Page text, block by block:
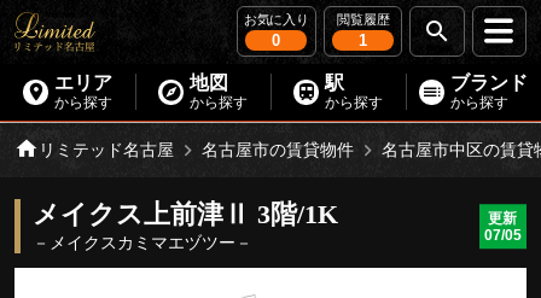
お気に入り
0
閲覧履歴
1
エリア
から探す
地図
から探す
駅
から探す
ブランド
から探す
リミテッド名古屋 名古屋市の賃貸物件 名古屋市中区の賃貸
メイクス上前津Ⅱ 3階/1K
－メイクスカミマエヅツー－
更新
07/05